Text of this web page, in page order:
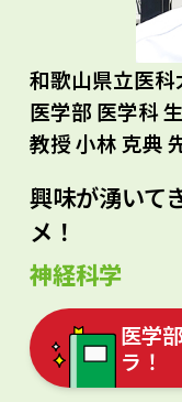
和歌山県立医科
医学部 医学科
教授 小林 克典
興味が湧いて
メ！
神経科学
医学
ラ！